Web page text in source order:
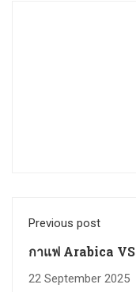
Previous post
กาแฟ Arabica VS
Robusta
22 September 2025